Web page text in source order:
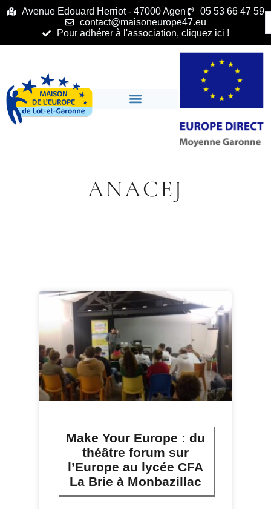
principalAvenue Edouard Herriot - 47000 Agen
05 53 66 47 59
contact@maisoneurope47.eu
Pour adhérer à l'association, cliquez ici !
ANACEJ
Make Your Europe : du
théâtre forum sur
l’Europe au lycée CFA
La Brie à Monbazillac